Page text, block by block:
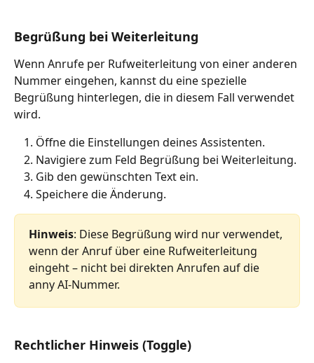
Begrüßung bei Weiterleitung
Wenn Anrufe per Rufweiterleitung von einer anderen
Nummer eingehen, kannst du eine spezielle
Begrüßung hinterlegen, die in diesem Fall verwendet
wird.
Öffne die Einstellungen deines Assistenten.
Navigiere zum Feld Begrüßung bei Weiterleitung.
Gib den gewünschten Text ein.
Speichere die Änderung.
Hinweis: Diese Begrüßung wird nur verwendet,
wenn der Anruf über eine Rufweiterleitung
eingeht – nicht bei direkten Anrufen auf die
anny AI-Nummer.
Rechtlicher Hinweis (Toggle)